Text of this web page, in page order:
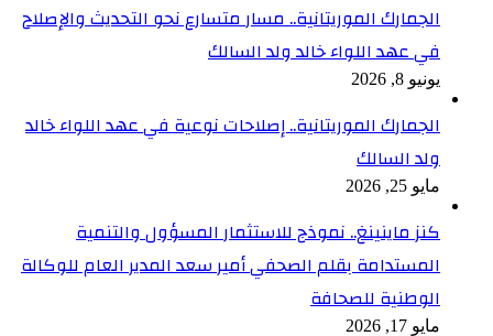
الجمارك الموريتانية.. مسار متسارع نحو التحديث والإصلاح
في عهد اللواء خالد ولد السالك
يونيو 8, 2026
الجمارك الموريتانية.. إصلاحات نوعية في عهد اللواء خالد
ولد السالك
مايو 25, 2026
كنز ماينينغ.. نموذج للاستثمار المسؤول والتنمية
المستدامة بقلم الصحفي أمير سعد المدير العام للوكالة
الوطنية للصحافة
مايو 17, 2026